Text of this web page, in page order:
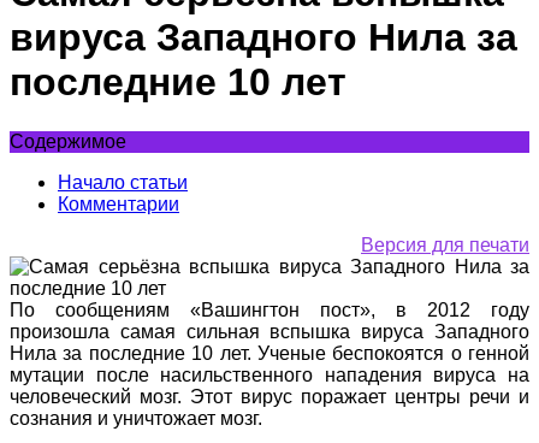
вируса Западного Нила за
последние 10 лет
Содержимое
Начало статьи
Комментарии
Версия для печати
По сообщениям «Вашингтон пост», в 2012 году
произошла самая сильная вспышка вируса Западного
Нила за последние 10 лет. Ученые беспокоятся о генной
мутации после насильственного нападения вируса на
человеческий мозг. Этот вирус поражает центры речи и
сознания и уничтожает мозг.